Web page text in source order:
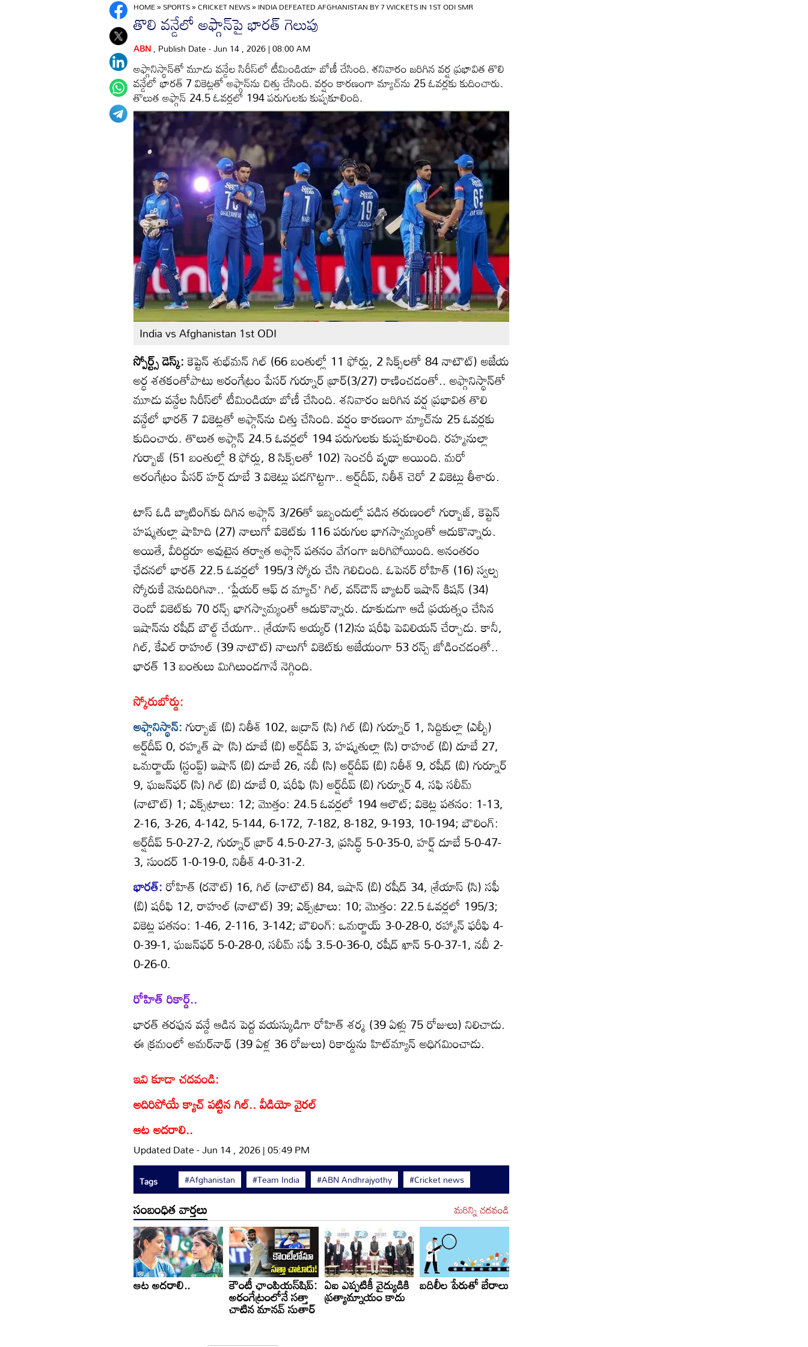
HOME»SPORTS»CRICKET NEWS»INDIA DEFEATED AFGHANISTAN BY 7 WICKETS IN 1ST ODI SMR
తొలి వన్డేలో అఫ్గాన్‌పై భారత్‌ గెలుపు
ABN, Publish Date - Jun 14 , 2026 | 08:00 AM
అఫ్గానిస్థాన్‌తో మూడు వన్డేల సిరీస్‌లో టీమిండియా బోణీ చేసింది. శనివారం జరిగిన వర్ష ప్రభావిత తొలి
వన్డేలో భారత్‌ 7 వికెట్లతో అఫ్గాన్‌ను చిత్తు చేసింది. వర్షం కారణంగా మ్యాచ్‌ను 25 ఓవర్లకు కుదించారు.
తొలుత అఫ్గాన్‌ 24.5 ఓవర్లలో 194 పరుగులకు కుప్పకూలింది.
India vs Afghanistan 1st ODI
స్పోర్ట్స్ డెస్క్:కెప్టెన్‌ శుభ్‌మన్‌ గిల్‌ (66 బంతుల్లో 11 ఫోర్లు, 2 సిక్స్‌లతో 84 నాటౌట్‌) అజేయ
అర్ధ శతకంతోపాటు అరంగేట్రం పేసర్‌ గుర్నూర్‌ బ్రార్‌(3/27) రాణించడంతో.. అఫ్గానిస్థాన్‌తో
మూడు వన్డేల సిరీస్‌లో టీమిండియా బోణీ చేసింది. శనివారం జరిగిన వర్ష ప్రభావిత తొలి
వన్డేలో భారత్‌ 7 వికెట్లతో అఫ్గాన్‌ను చిత్తు చేసింది. వర్షం కారణంగా మ్యాచ్‌ను 25 ఓవర్లకు
కుదించారు. తొలుత అఫ్గాన్‌ 24.5 ఓవర్లలో 194 పరుగులకు కుప్పకూలింది. రహ్మనుల్లా
గుర్బాజ్‌ (51 బంతుల్లో 8 ఫోర్లు, 8 సిక్స్‌లతో 102) సెంచరీ వృథా అయింది. మరో
అరంగేట్రం పేసర్‌ హర్ష్‌ దూబే 3 వికెట్లు పడగొట్టగా.. అర్ష్‌దీప్‌, నితీశ్‌ చెరో 2 వికెట్లు తీశారు.
టాస్‌ ఓడి బ్యాటింగ్‌కు దిగిన అఫ్గాన్‌ 3/26తో ఇబ్బందుల్లో పడిన తరుణంలో గుర్బాజ్‌, కెప్టెన్‌
హష్మతుల్లా షాహిది (27) నాలుగో వికెట్‌కు 116 పరుగుల భాగస్వామ్యంతో ఆదుకొన్నారు.
అయితే, వీరిద్దరూ అవుటైన తర్వాత అఫ్గాన్‌ పతనం వేగంగా జరిగిపోయింది. అనంతరం
ఛేదనలో భారత్‌ 22.5 ఓవర్లలో 195/3 స్కోరు చేసి గెలిచింది. ఓపెనర్‌ రోహిత్‌ (16) స్వల్ప
స్కోరుకే వెనుదిరిగినా.. ‘ప్లేయర్‌ ఆఫ్‌ ద మ్యాచ్‌’ గిల్‌, వన్‌డౌన్‌ బ్యాటర్‌ ఇషాన్‌ కిషన్‌ (34)
రెండో వికెట్‌కు 70 రన్స్‌ భాగస్వామ్యంతో ఆదుకొన్నారు. దూకుడుగా ఆడే ప్రయత్నం చేసిన
ఇషాన్‌ను రషీద్‌ బౌల్డ్‌ చేయగా.. శ్రేయాస్‌ అయ్యర్‌ (12)ను షరీఫి పెవిలియన్‌ చేర్చాడు. కానీ,
గిల్‌, కేఎల్‌ రాహుల్‌ (39 నాటౌట్‌) నాలుగో వికెట్‌కు అజేయంగా 53 రన్స్‌ జోడించడంతో..
భారత్‌ 13 బంతులు మిగిలుండగానే నెగ్గింది.
స్కోరుబోర్డు:
అఫ్గానిస్థాన్‌:గుర్బాజ్‌ (బి) నితీశ్‌ 102, జద్రాన్‌ (సి) గిల్‌ (బి) గుర్నూర్‌ 1, సిద్దికుల్లా (ఎల్బీ)
అర్ష్‌దీప్‌ 0, రహ్మత్‌ షా (సి) దూబే (బి) అర్ష్‌దీప్‌ 3, హష్మతుల్లా (సి) రాహుల్‌ (బి) దూబే 27,
ఒమర్జాయ్‌ (స్టంప్డ్‌) ఇషాన్‌ (బి) దూబే 26, నబీ (సి) అర్ష్‌దీప్‌ (బి) నితీశ్‌ 9, రషీద్‌ (బి) గుర్నూర్‌
9, ఘజన్‌ఫర్‌ (సి) గిల్‌ (బి) దూబే 0, షరీఫి (సి) అర్ష్‌దీప్‌ (బి) గుర్నూర్‌ 4, సఫి సలీమ్‌
(నాటౌట్‌) 1; ఎక్స్‌ట్రాలు: 12; మొత్తం: 24.5 ఓవర్లలో 194 ఆలౌట్‌; వికెట్ల పతనం: 1-13,
2-16, 3-26, 4-142, 5-144, 6-172, 7-182, 8-182, 9-193, 10-194; బౌలింగ్‌:
అర్ష్‌దీప్‌ 5-0-27-2, గుర్నూర్‌ బ్రార్‌ 4.5-0-27-3, ప్రసిద్ధ్‌ 5-0-35-0, హర్ష్‌ దూబే 5-0-47-
3, సుందర్‌ 1-0-19-0, నితీశ్‌ 4-0-31-2.
భారత్‌:రోహిత్‌ (రనౌట్‌) 16, గిల్‌ (నాటౌట్‌) 84, ఇషాన్‌ (బి) రషీద్‌ 34, శ్రేయాస్‌ (సి) సఫీ
(బి) షరీఫి 12, రాహుల్‌ (నాటౌట్‌) 39; ఎక్స్‌ట్రాలు: 10; మొత్తం: 22.5 ఓవర్లలో 195/3;
వికెట్ల పతనం: 1-46, 2-116, 3-142; బౌలింగ్‌: ఒమర్జాయ్‌ 3-0-28-0, రహ్మాన్‌ ఫరీఫి 4-
0-39-1, ఘజన్‌ఫర్‌ 5-0-28-0, సలీమ్‌ సఫీ 3.5-0-36-0, రషీద్‌ ఖాన్‌ 5-0-37-1, నబీ 2-
0-26-0.
రోహిత్ రికార్డ్..
భారత్‌ తరఫున వన్డే ఆడిన పెద్ద వయస్కుడిగా రోహిత్‌ శర్మ (39 ఏళ్లు 75 రోజులు) నిలిచాడు.
ఈ క్రమంలో అమర్‌నాథ్‌ (39 ఏళ్ల 36 రోజులు) రికార్డును హిట్‌మ్యాన్‌ అధిగమించాడు.
ఇవి కూడా చదవండి:
అదిరిపోయే క్యాచ్ పట్టిన గిల్.. వీడియో వైరల్
ఆట అదరాలి..
Updated Date - Jun 14 , 2026 | 05:49 PM
Tags #Afghanistan #Team India #ABN Andhrajyothy #Cricket news
సంబంధిత వార్తలు మరిన్ని చదవండి
ఆట అదరాలి.. కౌంటీ ఛాంపియన్‌షిప్:
అరంగేట్రంలోనే సత్తా
చాటిన మానవ్ సుతార్
ఏఐ ఎప్పటికీ వైద్యుడికి
ప్రత్యామ్నాయం కాదు
బదిలీల పేరుతో బేరాలు